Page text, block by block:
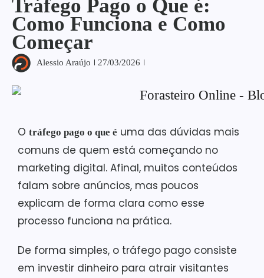
Tráfego Pago o Que é:
Como Funciona e Como
Começar
Alessio Araújo 27/03/2026
O tráfego pago o que é uma das dúvidas mais
comuns de quem está começando no
marketing digital. Afinal, muitos conteúdos
falam sobre anúncios, mas poucos
explicam de forma clara como esse
processo funciona na prática.
De forma simples, o tráfego pago consiste
em investir dinheiro para atrair visitantes